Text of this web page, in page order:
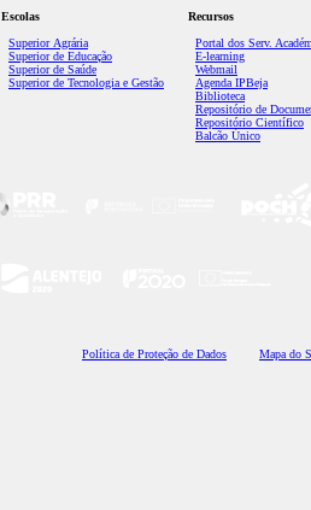
Escolas
Superior Agrária
Superior de Educação
Superior de Saúde
Superior de Tecnologia e Gestão
Recursos
Portal dos Serv.
E-learning
Webmail
Agenda IPBeja
Biblioteca
Repositório de
Repositório Científico
Balcão Único
Política de Proteção de Dados Mapa do